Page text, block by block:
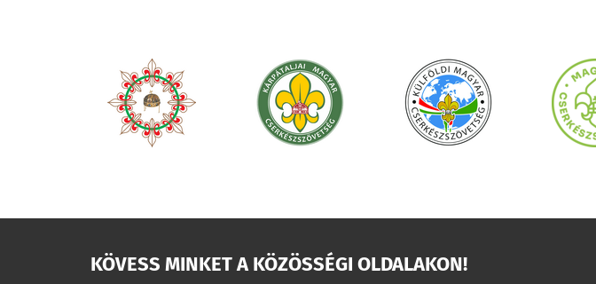
KÖVESS MINKET A KÖZÖSSÉGI OLDALAKON!